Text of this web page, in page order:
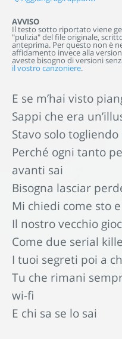
AVVISO
Il testo sotto riportato viene
"pulizia" del file originale,
anteprima. Per questo non è
affidamento invece alla
aveste bisogno di versioni
il vostro canzoniere.
E se m’hai visto
Sappi che era
Stavo solo
Perché ogni tanto
avanti sai
Bisogna lasciar
Mi chiedi come sto
Il nostro vecchio
Come due serial
I tuoi segreti poi a
Tu che rimani
wi-fi
E chi sa se lo sai